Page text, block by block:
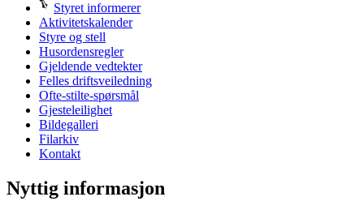
Styret informerer
Aktivitetskalender
Styre og stell
Husordensregler
Gjeldende vedtekter
Felles driftsveiledning
Ofte-stilte-spørsmål
Gjesteleilighet
Bildegalleri
Filarkiv
Kontakt
Nyttig informasjon